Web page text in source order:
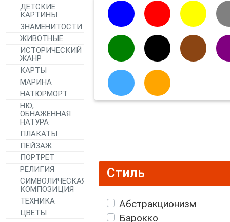
ДЕТСКИЕ
КАРТИНЫ
ЗНАМЕНИТОСТИ
ЖИВОТНЫЕ
ИСТОРИЧЕСКИЙ
ЖАНР
КАРТЫ
МАРИНА
НАТЮРМОРТ
НЮ,
ОБНАЖЕННАЯ
НАТУРА
ПЛАКАТЫ
ПЕЙЗАЖ
ПОРТРЕТ
РЕЛИГИЯ
СИМВОЛИЧЕСКАЯ
КОМПОЗИЦИЯ
ТЕХНИКА
ЦВЕТЫ
Стиль
Абстракционизм
Барокко